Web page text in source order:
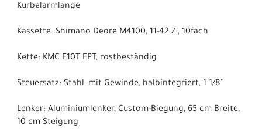
Kurbelarmlänge
Kassette: Shimano Deore M4100, 11-42 Z., 10fach
Kette: KMC E10T EPT, rostbeständig
Steuersatz: Stahl, mit Gewinde, halbintegriert, 1 1/8"
Lenker: Aluminiumlenker, Custom-Biegung, 65 cm Breite,
10 cm Steigung